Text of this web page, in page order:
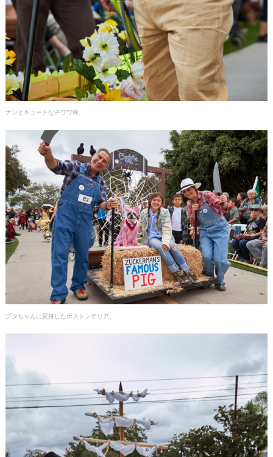
ナンとキュートなチワワ蜂。
ブタちゃんに変身したボストンテリア。